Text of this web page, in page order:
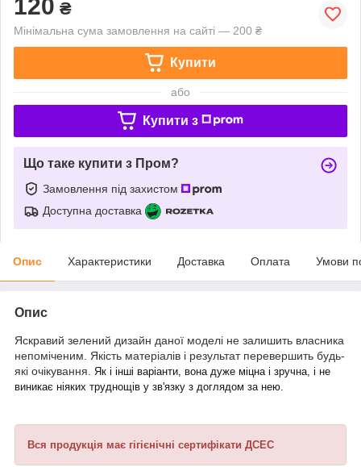
120 ₴
Мінімальна сума замовлення на сайті — 200 ₴
Купити
або
Купити з
Що таке купити з Пром?
Замовлення під захистом
Доступна доставка
Опис Характеристики Доставка Оплата Умови
Опис
Яскравий зелений дизайн даної моделі не залишить власника
непоміченим. Якість матеріалів і результат перевершить будь-
які очікування. Як і інші варіанти, вона дуже міцна і зручна, і не
виникає ніяких труднощів у зв'язку з доглядом за нею.
Вся продукція має гігієнічні сертифікати ДСЕС